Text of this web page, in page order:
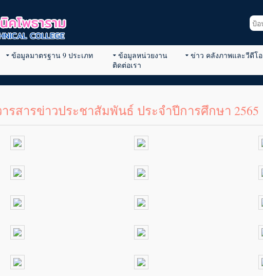
ข้อมูลมาตรฐาน 9 ประเภท ข้อมูลหน่วยงาน ข่าว คลังภาพและวีดีโอ
ติดต่อเรา
ารสารข่าวประชาสัมพันธ์ ประจำปีการศึกษา 2565